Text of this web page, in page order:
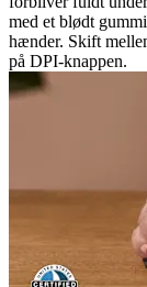
med et blødt
hænder. Skift
på DPI-knappen.